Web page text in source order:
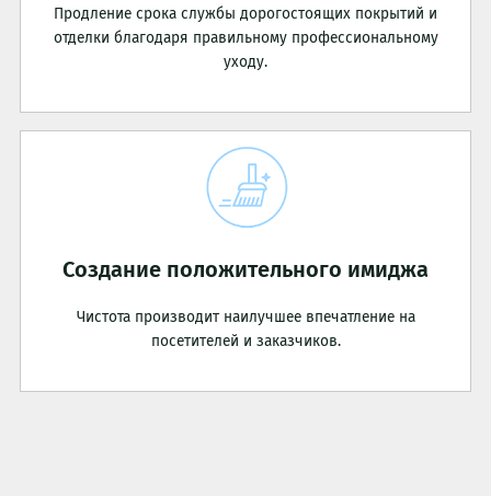
Продление срока службы дорогостоящих покрытий и
отделки благодаря правильному профессиональному
уходу.
Создание положительного имиджа
Чистота производит наилучшее впечатление на
посетителей и заказчиков.